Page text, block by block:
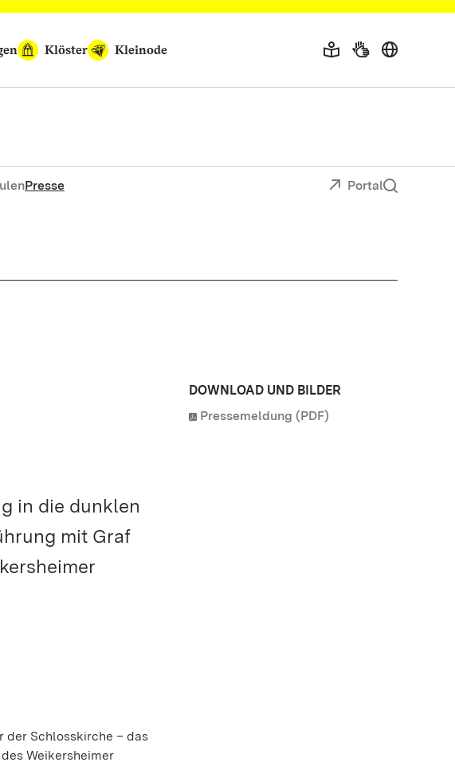
Klöster Kleinode
Presse Portal
in die dunklen
mit Graf
der Schlosskirche – das
Weikersheimer
DOWNLOAD UND BILDER
Pressemeldung (PDF)